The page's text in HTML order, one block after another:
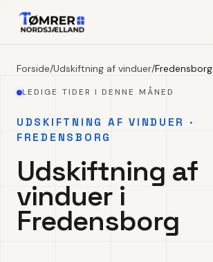
Forside/Udskiftning af vinduer/Fredensborg
LEDIGE TIDER I DENNE MÅNED
UDSKIFTNING AF VINDUER ·
FREDENSBORG
Udskiftning af
vinduer i
Fredensborg